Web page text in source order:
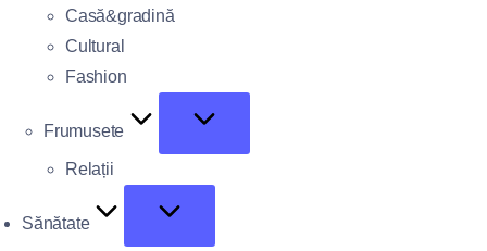
Casă&gradină
Cultural
Fashion
Frumusete
Relații
Sănătate